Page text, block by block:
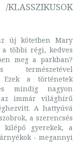
új kötetben Mary
a többi régi, kedves
meg a parkban?
természetével
Ezek a történetek
mindig nagyon
immár világhírű
A hattyúvá
a szerencsés
kilépő gyerekek, a
- megannyi